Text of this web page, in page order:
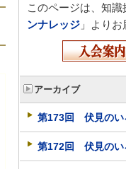
このページは、知識
ンナレッジ 」よりお
アーカイブ
第173回 伏見のい
第172回 伏見のい